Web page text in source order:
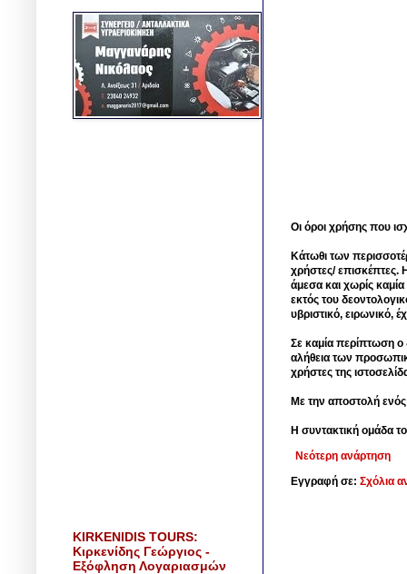
Οι όροι χρήσης που
Κάτωθι των
χρήστες/ επισκέπτες.
άμεσα και χωρίς
εκτός του
υβριστικό, ειρωνικό,
Σε καμία περίπτωση ο
αλήθεια των
χρήστες της
Με την αποστολή
Η συντακτική ομάδα
Νεότερη ανάρτηση
Εγγραφή σε: Σχόλια
KIRKENIDIS TOURS:
Κιρκενίδης Γεώργιος -
Εξόφληση Λογαριασμών